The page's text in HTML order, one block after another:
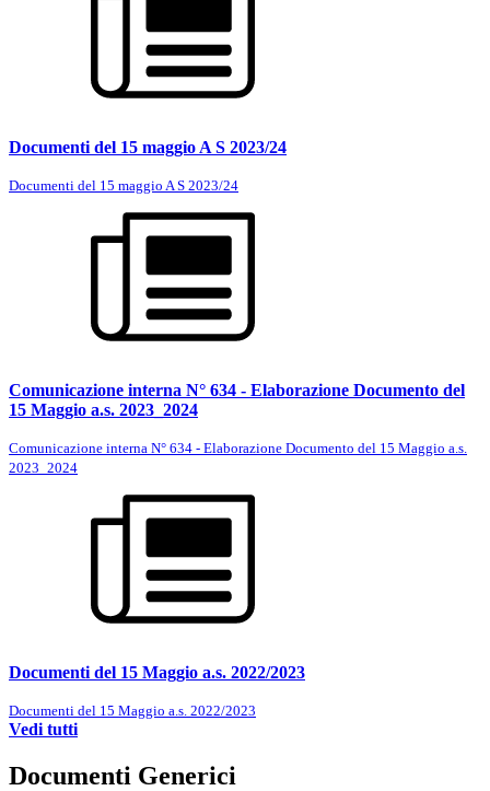
Documenti del 15 maggio A S 2023/24
Documenti del 15 maggio A S 2023/24
Comunicazione interna N° 634 - Elaborazione Documento del
15 Maggio a.s. 2023_2024
Comunicazione interna N° 634 - Elaborazione Documento del 15 Maggio a.s.
2023_2024
Documenti del 15 Maggio a.s. 2022/2023
Documenti del 15 Maggio a.s. 2022/2023
Vedi tutti
Documenti Generici